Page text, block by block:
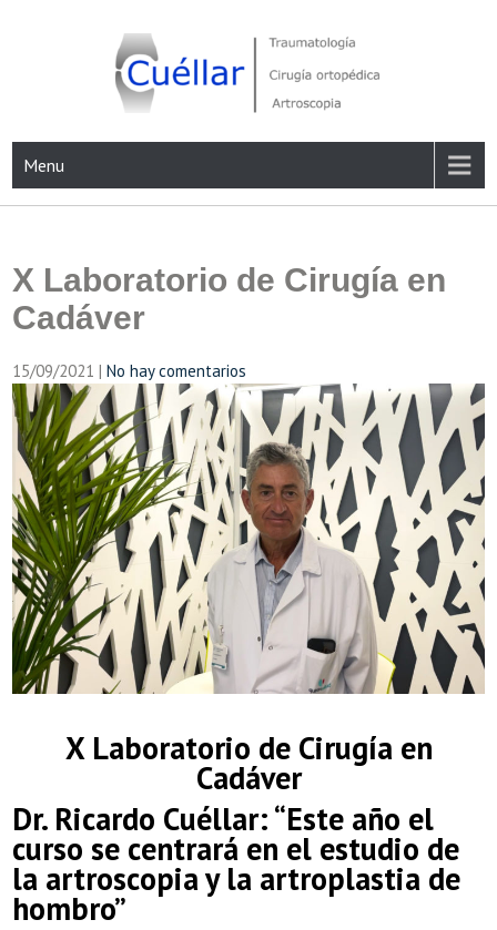
Menu
X Laboratorio de Cirugía en
Cadáver
15/09/2021 |No hay comentarios
X Laboratorio de Cirugía en
Cadáver
Dr. Ricardo Cuéllar: “Este año el
curso se centrará en el estudio de
la artroscopia y la artroplastia de
hombro”